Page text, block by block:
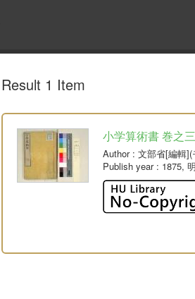
Result 1 Item
小学算術書 巻之三
Author: 文部省[編輯](
Publish year: 1875,